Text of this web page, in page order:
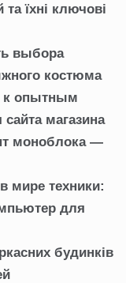
та їхні ключові
выбора
костюма
к опытным
магазина
моноблока —
мире техники:
для
будинків